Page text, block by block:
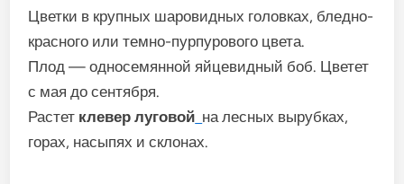
Цветки в крупных шаровидных головках, бледно-
красного или темно-пурпурового цвета.
Плод — односемянной яйцевидный боб. Цветет
с мая до сентября.
Растет клевер луговой на лесных вырубках,
горах, насыпях и склонах.